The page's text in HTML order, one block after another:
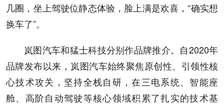
几圈，坐上驾驶位静态体验，脸上满是欢喜，“确实想
换车了”。
岚图汽车和猛士科技分别作品牌推介。自2020年
品牌发布以来，岚图汽车始终聚焦原创性、引领性核
心技术攻关，坚持全栈自研，在三电系统、智能座
舱、高阶自动驾驶等核心领域积累了扎实的技术基